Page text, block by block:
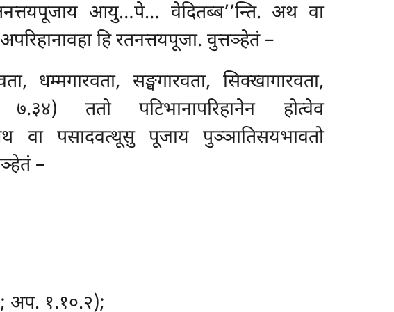
आयु…पे… वेदितब्ब’’न्ति. अथ वा
हि रतनत्तयपूजा. वुत्तञ्हेतं –
धम्मगारवता, सङ्घगारवता, सिक्खागारवता,
ततो पटिभानापरिहानेन होत्वेव
अथ वा पसादवत्थूसु पूजाय पुञ्ञातिसयभावतो
–
अप. १.१०.२);